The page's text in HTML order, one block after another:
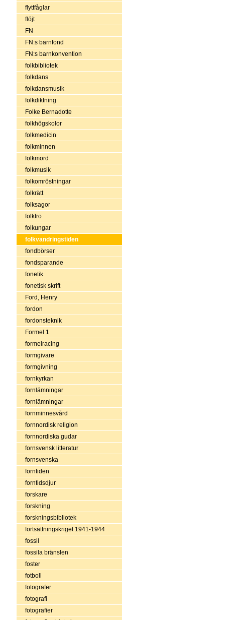
flyttfåglar
flöjt
FN
FN:s barnfond
FN:s barnkonvention
folkbibliotek
folkdans
folkdansmusik
folkdiktning
Folke Bernadotte
folkhögskolor
folkmedicin
folkminnen
folkmord
folkmusik
folkomröstningar
folkrätt
folksagor
folktro
folkungar
folkvandringstiden
fondbörser
fondsparande
fonetik
fonetisk skrift
Ford, Henry
fordon
fordonsteknik
Formel 1
formelracing
formgivare
formgivning
fornkyrkan
fornlämningar
fornlämningar
fornminnesvård
fornnordisk religion
fornnordiska gudar
fornsvensk litteratur
fornsvenska
forntiden
forntidsdjur
forskare
forskning
forskningsbibliotek
fortsättningskriget 1941-1944
fossil
fossila bränslen
foster
fotboll
fotografer
fotografi
fotografier